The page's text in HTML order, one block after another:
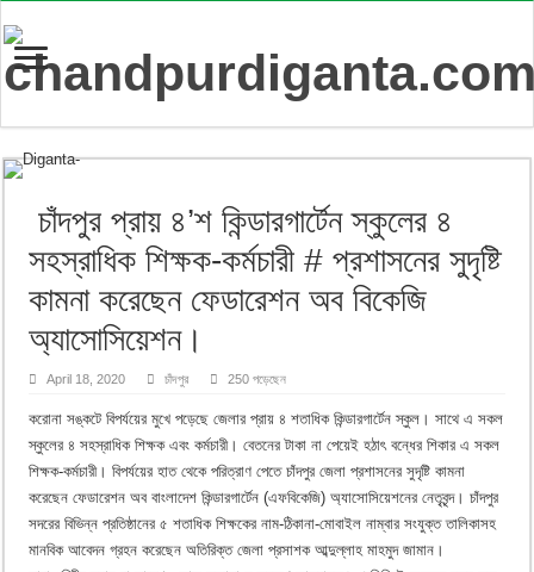
চাঁদপুর প্রায় ৪’শ কিন্ডারগার্টেন স্কুলের ৪
সহস্রাধিক শিক্ষক-কর্মচারী # প্রশাসনের সুদৃষ্টি
কামনা করেছেন ফেডারেশন অব বিকেজি
অ্যাসোসিয়েশন।
April 18, 2020 চাঁদপুর 250 পড়েছেন
করোনা সঙ্কটে বিপর্যয়ের মুখে পড়েছে জেলার প্রায় ৪ শতাধিক কিন্ডারগার্টেন স্কুল। সাথে এ সকল
স্কুলের ৪ সহস্রাধিক শিক্ষক এবং কর্মচারী। বেতনের টাকা না পেয়েই হঠাৎ বন্ধের শিকার এ সকল
শিক্ষক-কর্মচারী। বিপর্যয়ের হাত থেকে পরিত্রাণ পেতে চাঁদপুর জেলা প্রশাসনের সুদৃষ্টি কামনা
করেছেন ফেডারেশন অব বাংলাদেশ কিন্ডারগার্টেন (এফবিকেজি) অ্যাসোসিয়েশনের নেতৃবৃন্দ। চাঁদপুর
সদরের বিভিন্ন প্রতিষ্ঠানের ৫ শতাধিক শিক্ষকের নাম-ঠিকানা-মোবাইল নাম্বার সংযুক্ত তালিকাসহ
মানবিক আবেদন গ্রহন করেছেন অতিরিক্ত জেলা প্রসাশক আব্দুল্লাহ মাহমুদ জামান।